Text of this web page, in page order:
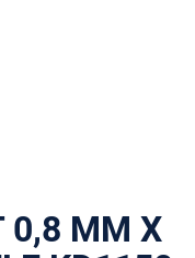
0,8 MM X